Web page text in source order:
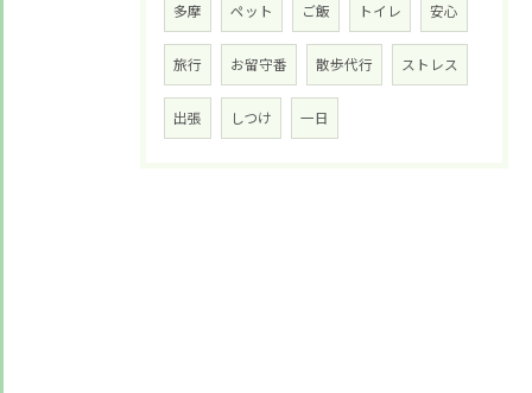
多摩 ペット ご飯 トイレ 安心
旅行 お留守番 散歩代行 ストレス
出張 しつけ 一日